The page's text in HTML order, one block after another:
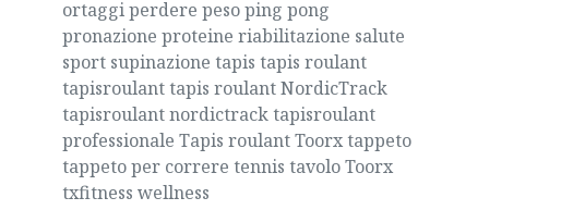
ortaggiperdere pesoping pong
pronazione proteine riabilitazione salute
sport supinazione tapis tapis roulant
tapisroulanttapis roulant NordicTrack
tapisroulant nordictracktapisroulant
professionale Tapis roulant Toorxtappeto
tappeto per correre tennis tavoloToorx
txfitness wellness